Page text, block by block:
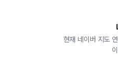
현재 네이버 지도